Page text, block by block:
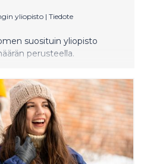
yliopisto | Tiedote
suosituin yliopisto
perusteella.